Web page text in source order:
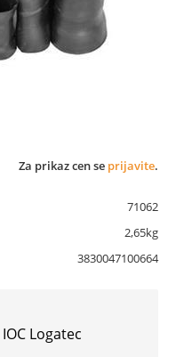
Za prikaz cen se prijavite.
71062
2,65kg
3830047100664
Logatec